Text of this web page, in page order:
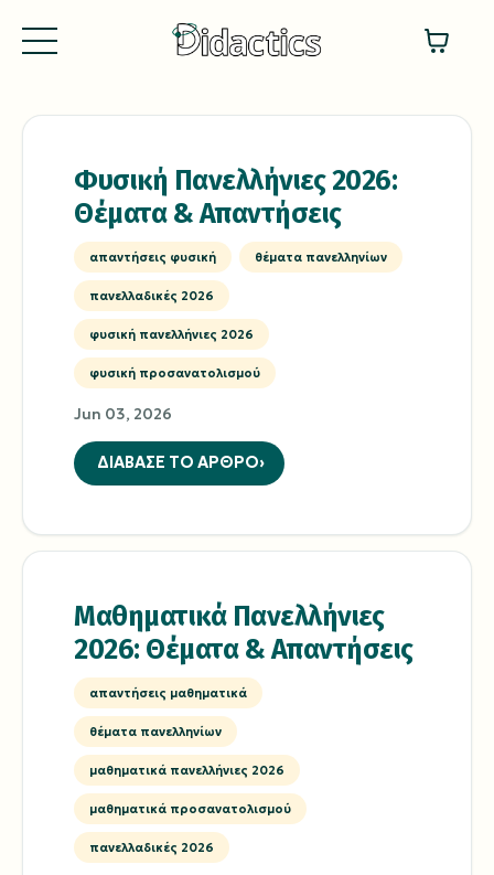
Φυσική Πανελλήνιες 2026:
Θέματα & Απαντήσεις
απαντήσεις φυσική θέματα πανελληνίων
πανελλαδικές 2026
φυσική πανελλήνιες 2026
φυσική προσανατολισμού
Jun 03, 2026
ΔΙΑΒΑΣΕ ΤΟ ΑΡΘΡΟ
Μαθηματικά Πανελλήνιες
2026: Θέματα & Απαντήσεις
απαντήσεις μαθηματικά
θέματα πανελληνίων
μαθηματικά πανελλήνιες 2026
μαθηματικά προσανατολισμού
πανελλαδικές 2026